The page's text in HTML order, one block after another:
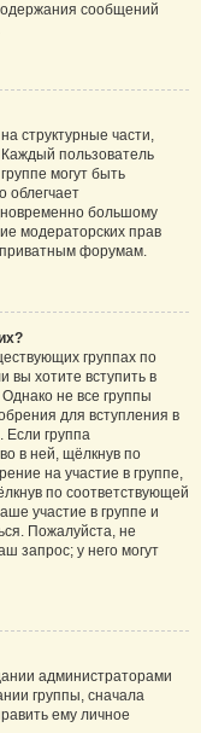
сообщений
структурные части,
пользователь
могут быть
облегчает
большому
модераторских прав
приватным форумам.
группах по
вы хотите вступить в
не все группы
для вступления в
Если группа
в ней, щёлкнув по
на участие в группе,
по соответствующей
участие в группе и
Пожалуйста, не
запрос; у него могут
администраторами
группы, сначала
ему личное